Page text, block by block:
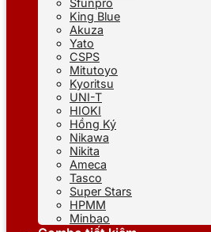
Sfunpro
King Blue
Akuza
Yato
CSPS
Mitutoyo
Kyoritsu
UNI-T
HIOKI
Hồng Ký
Nikawa
Nikita
Ameca
Tasco
Super Stars
HPMM
Minbao